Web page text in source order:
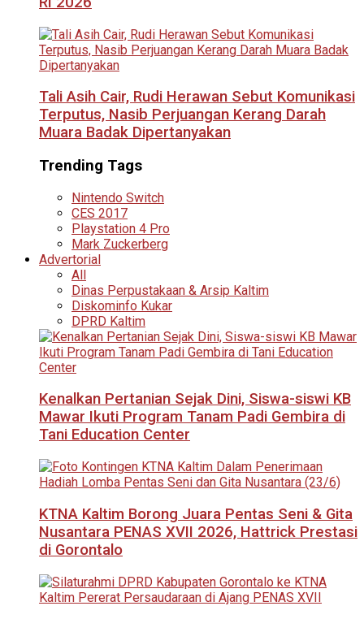
Tali Asih Cair, Rudi Herawan Sebut Komunikasi
Terputus, Nasib Perjuangan Kerang Darah
Muara Badak Dipertanyakan
Trending Tags
Nintendo Switch
CES 2017
Playstation 4 Pro
Mark Zuckerberg
Advertorial
All
Dinas Perpustakaan & Arsip Kaltim
Diskominfo Kukar
DPRD Kaltim
Kenalkan Pertanian Sejak Dini, Siswa-siswi KB
Mawar Ikuti Program Tanam Padi Gembira di
Tani Education Center
KTNA Kaltim Borong Juara Pentas Seni & Gita
Nusantara PENAS XVII 2026, Hattrick Prestasi
di Gorontalo